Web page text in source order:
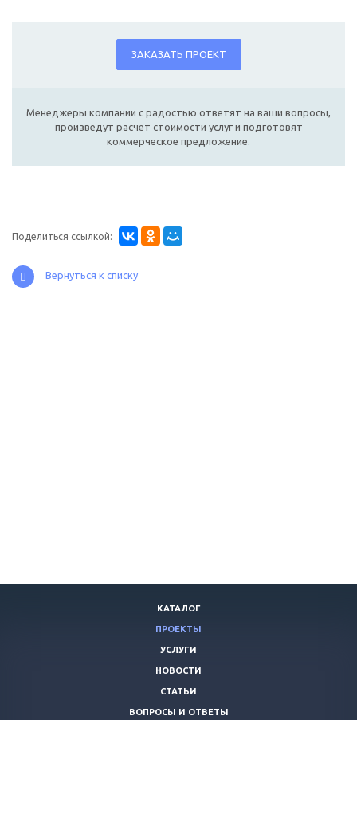
ЗАКАЗАТЬ ПРОЕКТ
Менеджеры компании с радостью ответят на ваши вопросы,
произведут расчет стоимости услуг и подготовят
коммерческое предложение.
Поделиться ссылкой:
Вернуться к списку
КАТАЛОГ
ПРОЕКТЫ
УСЛУГИ
НОВОСТИ
СТАТЬИ
ВОПРОСЫ И ОТВЕТЫ